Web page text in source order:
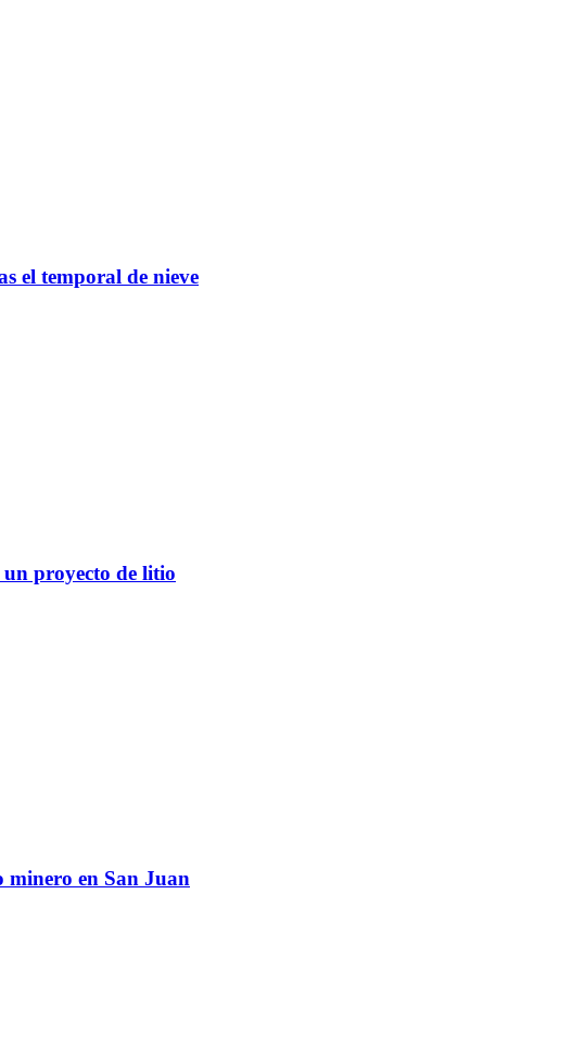
el temporal de nieve
proyecto de litio
minero en San Juan